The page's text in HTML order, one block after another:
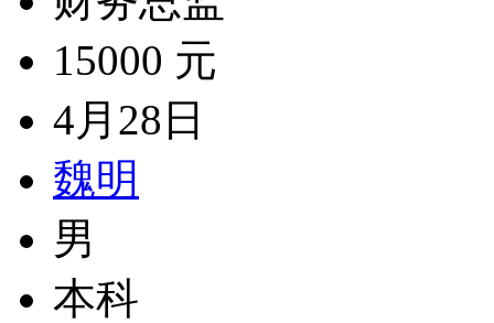
15000 元
4月28日
魏明
男
本科